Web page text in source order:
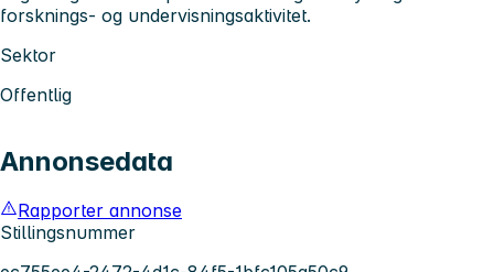
forsknings- og undervisningsaktivitet.
Sektor
Offentlig
Annonsedata
Rapporter annonse
Stillingsnummer